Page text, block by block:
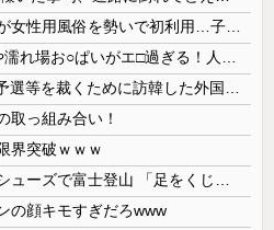
取っ組み合い！
界突破ｗｗｗ
の顔キモすぎだろwww